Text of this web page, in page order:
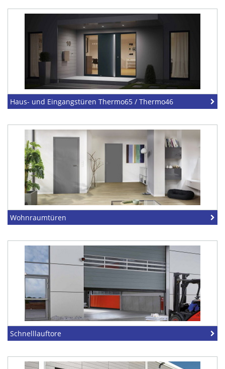
Haus- und Eingangstüren Thermo65 / Thermo46
Wohnraumtüren
Schnelllauftore